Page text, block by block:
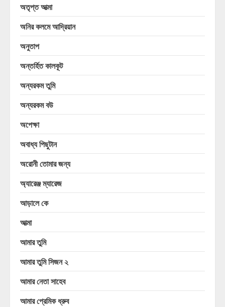
অতৃপ্ত আত্মা
অনির কলমে আদ্রিয়ান
অনুতাপ
অন্তর্হিত কালকূট
অন্যরকম তুমি
অন্যরকম বউ
অপেক্ষা
অবাধ্য পিছুটান
অরোনী তোমার জন্য
অ্যারেঞ্জ ম্যারেজ
আড়ালে কে
আত্মা
আমার তুমি
আমার তুমি সিজন ২
আমার নেতা সাহেব
আমার প্রেমিক ধ্রুব